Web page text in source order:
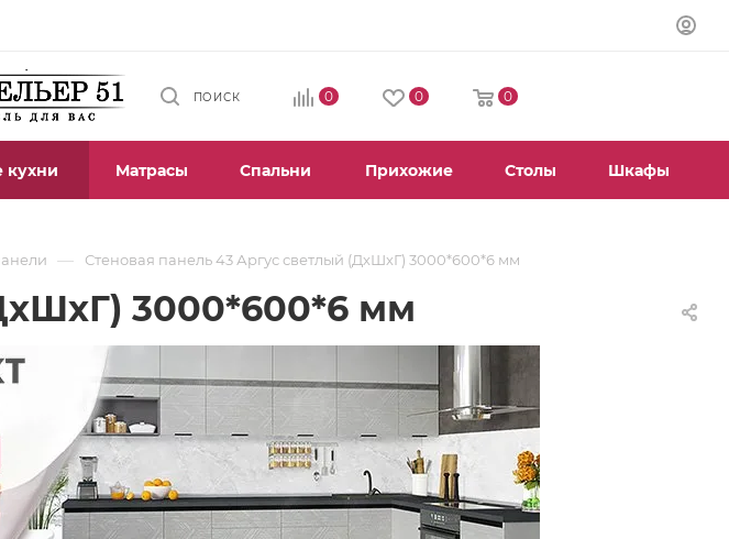
ПОИСК 0 0 0
кухни Матрасы Спальни Прихожие Столы Шкафы
— Стеновая панель 43 Аргус светлый (ДхШхГ) 3000*600*6 мм
3000*600*6 мм